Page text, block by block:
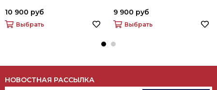
10 900 руб
Выбрать
9 900 руб
Выбрать
НОВОСТНАЯ РАССЫЛКА